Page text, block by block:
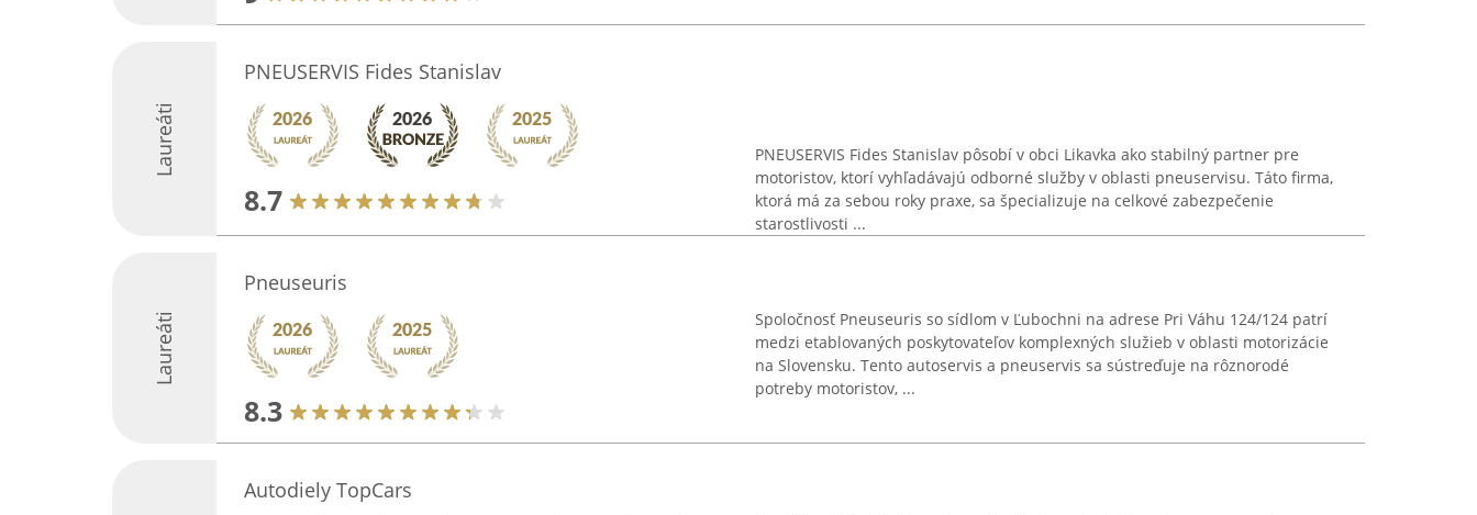
Laureáti
PNEUSERVIS Fides Stanislav
8.7
PNEUSERVIS Fides Stanislav pôsobí v obci Likavka ako stabilný partner pre
motoristov, ktorí vyhľadávajú odborné služby v oblasti pneuservisu. Táto firma,
ktorá má za sebou roky praxe, sa špecializuje na celkové zabezpečenie
starostlivosti ...
Laureáti
Pneuseuris
8.3
Spoločnosť Pneuseuris so sídlom v Ľubochni na adrese Pri Váhu 124/124 patrí
medzi etablovaných poskytovateľov komplexných služieb v oblasti motorizácie
na Slovensku. Tento autoservis a pneuservis sa sústreďuje na rôznorodé
potreby motoristov, ...
Autodiely TopCars